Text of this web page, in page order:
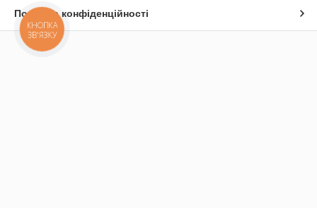
Політика конфіденційності
КНОПКА
ЗВ'ЯЗКУ